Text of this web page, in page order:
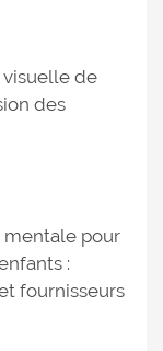
visuelle de
des
mentale pour
:
fournisseurs